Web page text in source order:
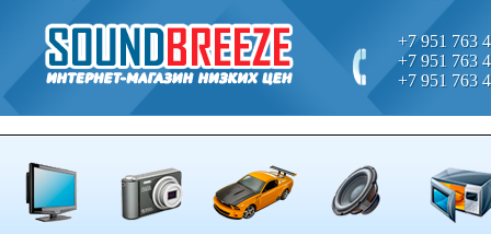
+7 951 763
+7 951 763
+7 951 763